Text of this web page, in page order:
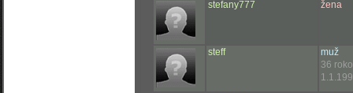
stefany777
žena
steff
muž
36